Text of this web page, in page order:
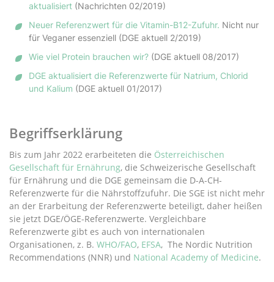
aktualisiert (Nachrichten 02/2019)
Neuer Referenzwert für die Vitamin-B12-Zufuhr. Nicht nur
für Veganer essenziell (DGE aktuell 2/2019)
Wie viel Protein brauchen wir? (DGE aktuell 08/2017)
DGE aktualisiert die Referenzwerte für Natrium, Chlorid
und Kalium (DGE aktuell 01/2017)
Begriffserklärung
Bis zum Jahr 2022 erarbeiteten die Österreichischen
Gesellschaft für Ernährung, die Schweizerische Gesellschaft
für Ernährung und die DGE gemeinsam die D-A-CH-
Referenzwerte für die Nährstoffzufuhr. Die SGE ist nicht mehr
an der Erarbeitung der Referenzwerte beteiligt, daher heißen
sie jetzt DGE/ÖGE-Referenzwerte. Vergleichbare
Referenzwerte gibt es auch von internationalen
Organisationen, z. B. WHO/FAO, EFSA, The Nordic Nutrition
Recommendations (NNR) und National Academy of Medicine.